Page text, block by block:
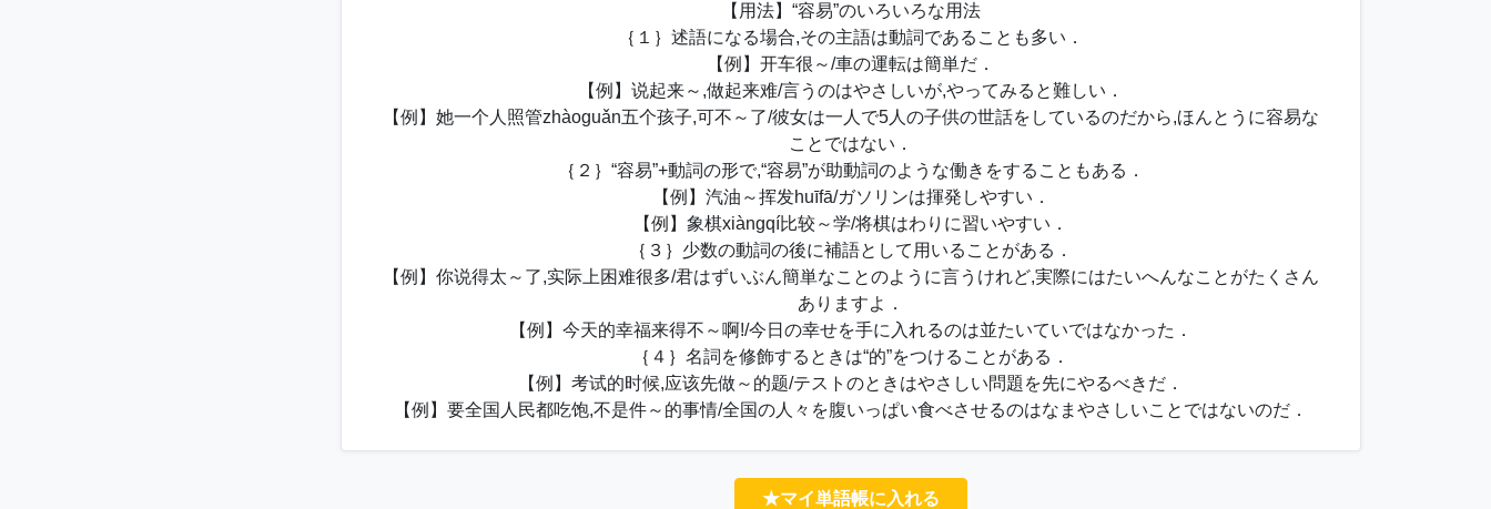
【用法】“容易”のいろいろな用法
｛１｝述語になる場合,その主語は動詞であることも多い．
【例】开车很～/車の運転は簡単だ．
【例】说起来～,做起来难/言うのはやさしいが,やってみると難しい．
【例】她一个人照管zhàoguǎn五个孩子,可不～了/彼女は一人で5人の子供の世話をしているのだから,ほんとうに容易な
ことではない．
｛２｝“容易”+動詞の形で,“容易”が助動詞のような働きをすることもある．
【例】汽油～挥发huīfā/ガソリンは揮発しやすい．
【例】象棋xiàngqí比较～学/将棋はわりに習いやすい．
｛３｝少数の動詞の後に補語として用いることがある．
【例】你说得太～了,实际上困难很多/君はずいぶん簡単なことのように言うけれど,実際にはたいへんなことがたくさん
ありますよ．
【例】今天的幸福来得不～啊!/今日の幸せを手に入れるのは並たいていではなかった．
｛４｝名詞を修飾するときは“的”をつけることがある．
【例】考试的时候,应该先做～的题/テストのときはやさしい問題を先にやるべきだ．
【例】要全国人民都吃饱,不是件～的事情/全国の人々を腹いっぱい食べさせるのはなまやさしいことではないのだ．
★マイ単語帳に入れる